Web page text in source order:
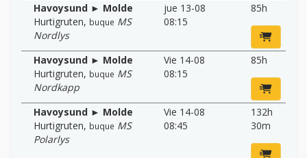
Havoysund ► Molde
Hurtigruten, buque MS
Nordlys
jue 13-08
08:15
85h
Havoysund ► Molde
Hurtigruten, buque MS
Nordkapp
Vie 14-08
08:15
85h
Havoysund ► Molde
Hurtigruten, buque MS
Polarlys
Vie 14-08
08:45
132h
30m